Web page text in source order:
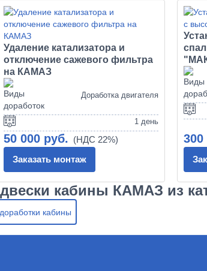
Удаление катализатора и
отключение сажевого фильтра
на КАМАЗ
Доработка двигателя
1 день
50 000 руб.
Заказать монтаж
300
кабины КАМАЗ из
кабины